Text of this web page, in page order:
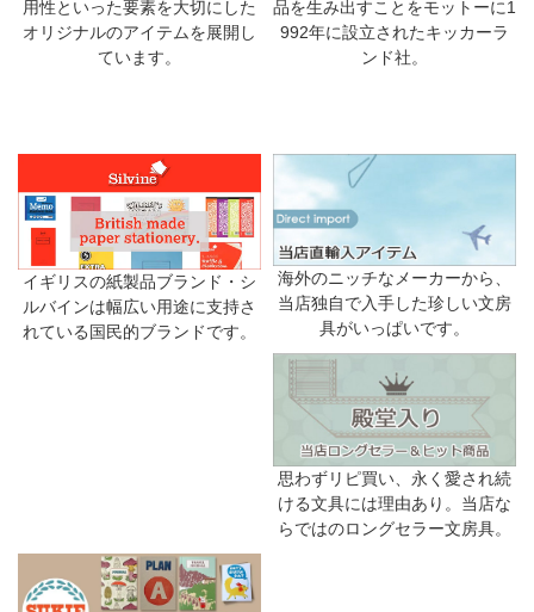
用性といった要素を大切にした
オリジナルのアイテムを展開し
ています。
品を生み出すことをモットーに1
992年に設立されたキッカーラ
ンド社。
イギリスの紙製品ブランド・シ
ルバインは幅広い用途に支持さ
れている国民的ブランドです。
海外のニッチなメーカーから、
当店独自で入手した珍しい文房
具がいっぱいです。
思わずリピ買い、永く愛され続
ける文具には理由あり。当店な
らではのロングセラー文房具。